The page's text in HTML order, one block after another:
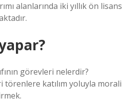
alanlarında iki yıllık ön lisans
görevleri nelerdir?
törenlere katılım yoluyla morali